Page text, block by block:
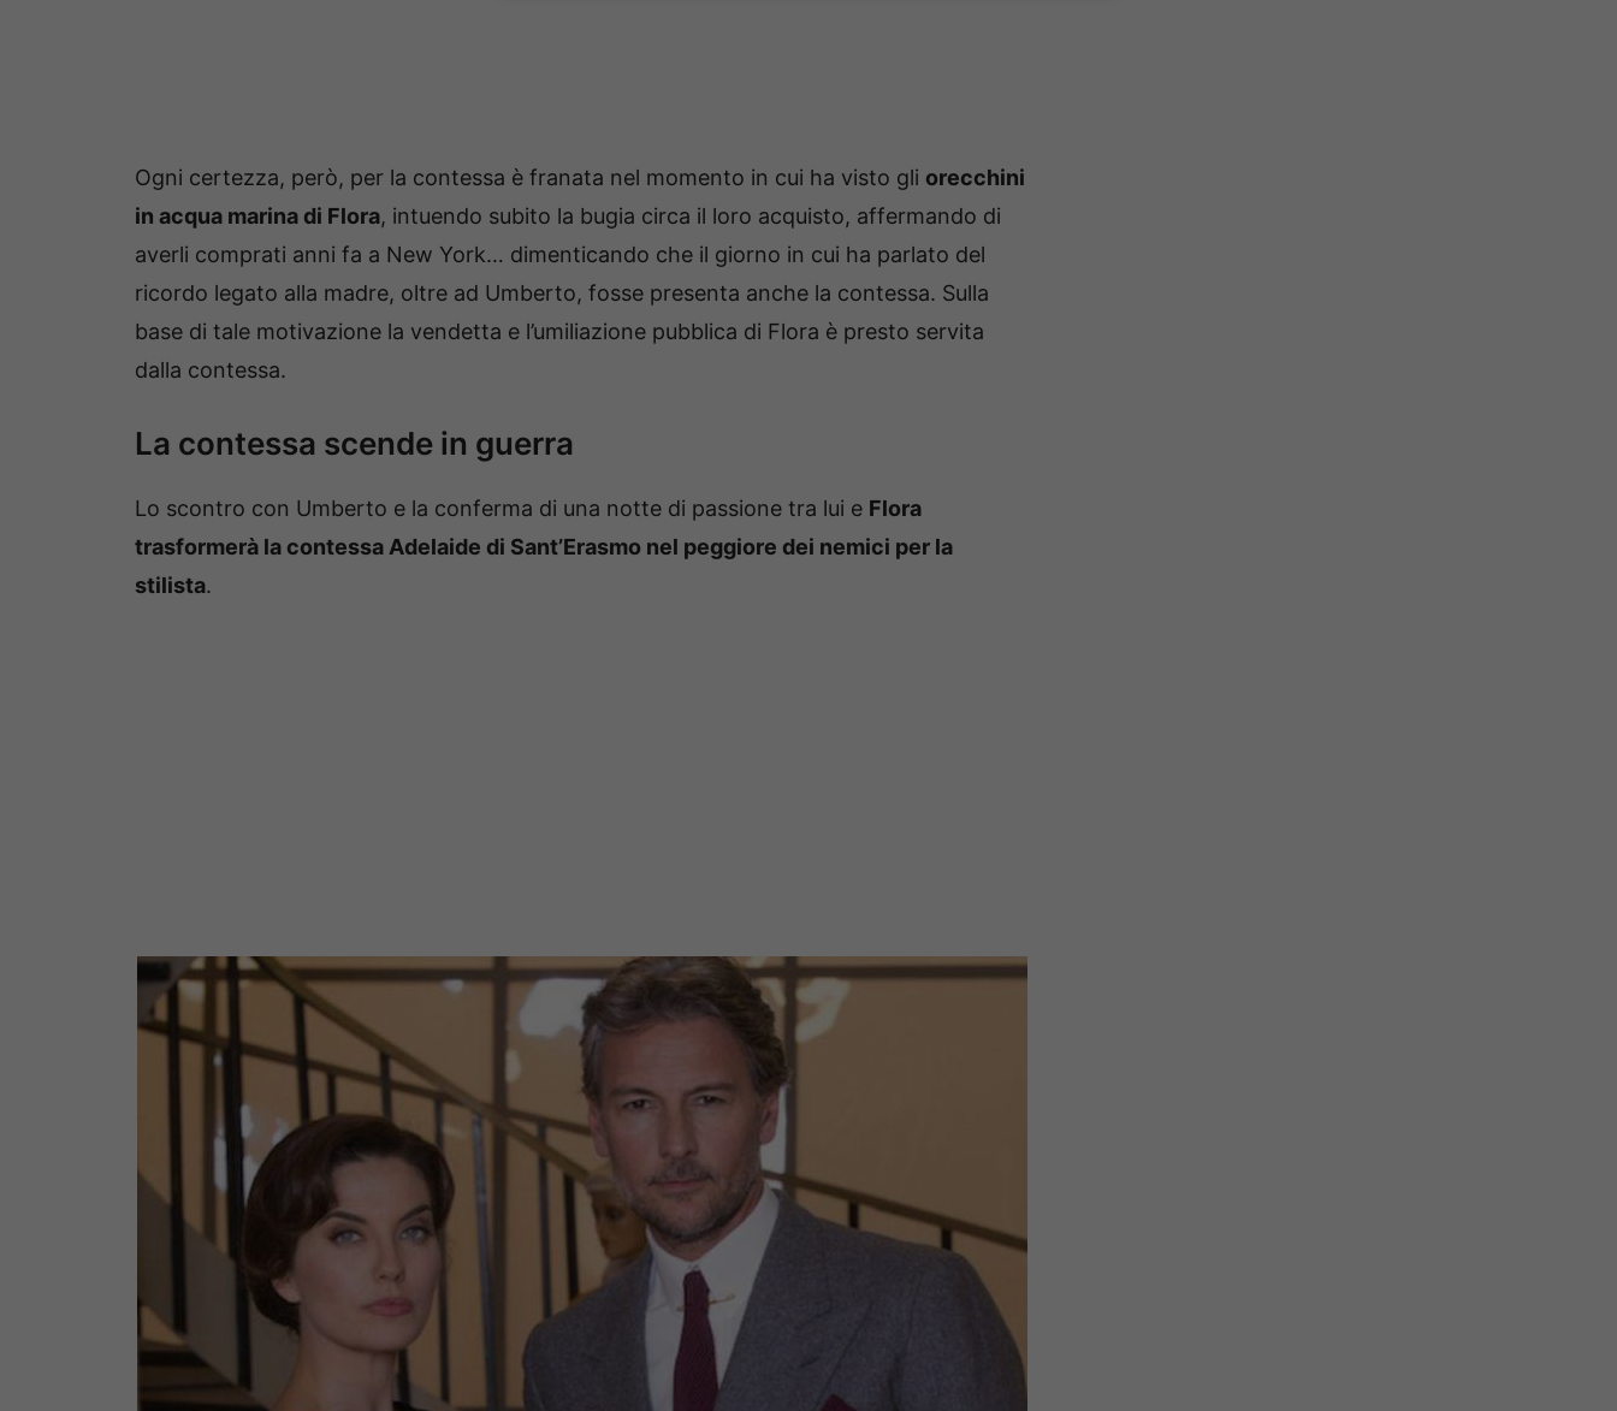
Ogni certezza, però, per la contessa è franata nel momento in cui ha visto gli orecchini
in acqua marina di Flora, intuendo subito la bugia circa il loro acquisto, affermando di
averli comprati anni fa a New York… dimenticando che il giorno in cui ha parlato del
ricordo legato alla madre, oltre ad Umberto, fosse presenta anche la contessa. Sulla
base di tale motivazione la vendetta e l’umiliazione pubblica di Flora è presto servita
dalla contessa.
La contessa scende in guerra
Lo scontro con Umberto e la conferma di una notte di passione tra lui e Flora
trasformerà la contessa Adelaide di Sant’Erasmo nel peggiore dei nemici per la
stilista.